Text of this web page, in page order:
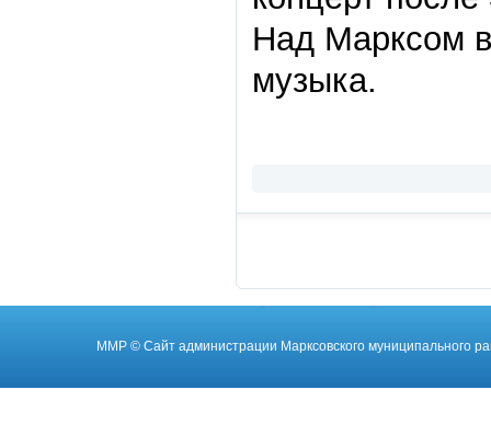
Над Марксом
музыка.
ММР © Cайт администрации Марксовского муниципального